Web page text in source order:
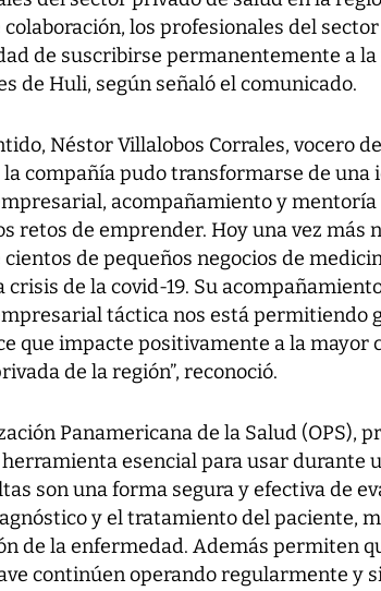
colaboración, los profesionales del
de suscribirse permanentemente a
de Huli, según señaló el comunicado.
Néstor Villalobos Corrales, vocero
compañía pudo transformarse de una
acompañamiento y mentoría
retos de emprender. Hoy una vez más
de pequeños negocios de
crisis de la covid-19. Su
táctica nos está permitiendo
que impacte positivamente a la mayor
de la región”, reconoció.
Panamericana de la Salud (OPS),
esencial para usar durante
son una forma segura y efectiva de
y el tratamiento del paciente,
de la enfermedad. Además permiten
continúen operando regularmente y